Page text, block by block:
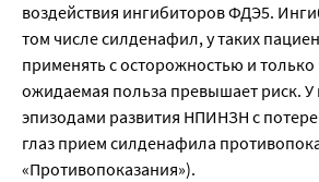
воздействия ингибиторов ФДЭ5.
том числе силденафил, у таких
применять с осторожностью и только
ожидаемая польза превышает риск. У
эпизодами развития НПИНЗН с
глаз прием силденафила
«Противопоказания»).